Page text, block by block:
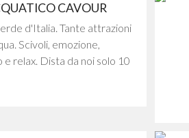
CAVOUR
d'Italia. Tante attrazioni
Scivoli, emozione,
relax. Dista da noi solo 10